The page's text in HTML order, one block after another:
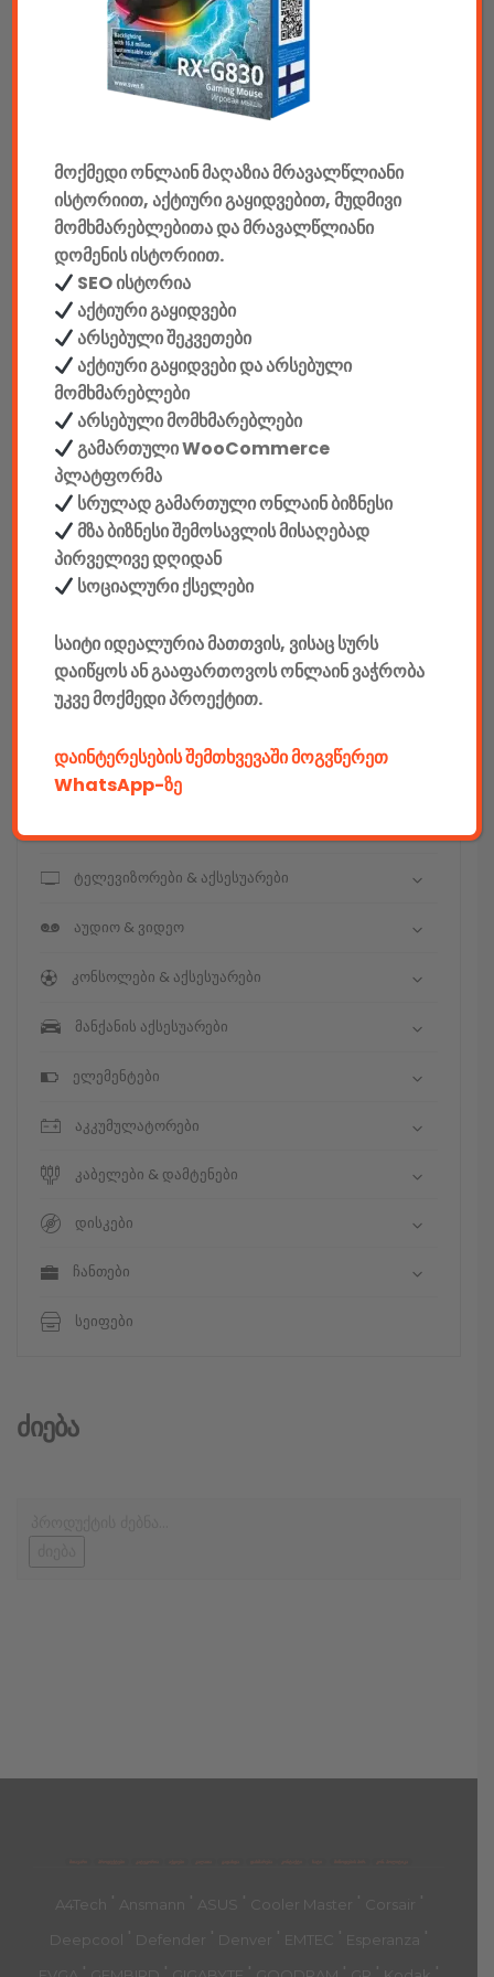
აუდიო & ვიდეო
კონსოლები & აქსესუარები
მანქანის აქსესუარები
ელემენტები
აკკუმულატორები
კაბელები & დამტენები
დისკები
ჩანთები
სეიფები
კონსტრუქტორები
E-mobility
კომპიუტერები & აქსესუარები
ტელეფონები & აქსესუარები
ნოუთბუქები & აქსესუარები
ტელევიზორები & აქსესუარები
აუდიო & ვიდეო
კონსოლები & აქსესუარები
მანქანის აქსესუარები
ელემენტები
აკკუმულატორები
კაბელები & დამტენები
დისკები
ჩანთები
სეიფები
Ძიება
მთავარი კალათა
A4Tech ' Ansmann ' ASUS ' Cooler Master ' Corsair '
Deepcool ' Defender ' Denver ' EMTEC ' Esperanza '
მოქმედი ონლაინ მაღაზია მრავალწლიანი
ისტორიით, აქტიური გაყიდვებით, მუდმივი
მომხმარებლებითა და მრავალწლიანი
დომენის ისტორიით.
SEO ისტორია
აქტიური გაყიდვები
არსებული შეკვეთები
აქტიური გაყიდვები და არსებული
მომხმარებლები
არსებული მომხმარებლები
გამართული WooCommerce
პლატფორმა
სრულად გამართული ონლაინ ბიზნესი
მზა ბიზნესი შემოსავლის მისაღებად
პირველივე დღიდან
სოციალური ქსელები
საიტი იდეალურია მათთვის, ვისაც სურს
დაიწყოს ან გააფართოვოს ონლაინ ვაჭრობა
უკვე მოქმედი პროექტით.
დაინტერესების შემთხვევაში მოგვწერეთ
WhatsApp-ზე